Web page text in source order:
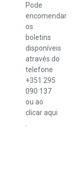
Pode
encomendar
os
boletins
disponíveis
através do
telefone
+351 295
090 137
ou ao
clicaraqui